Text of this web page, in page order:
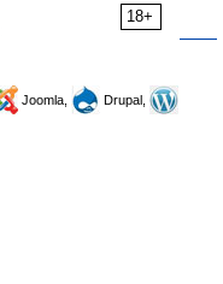
18+
Joomla,
Drupal,